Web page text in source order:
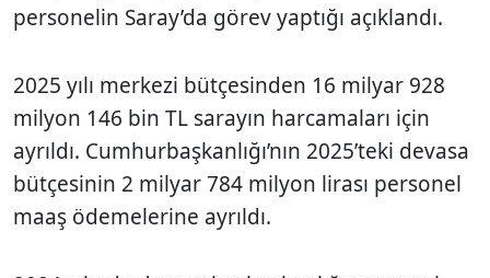
personelin Saray’da görev yaptığı açıklandı.
2025 yılı merkezi bütçesinden 16 milyar 928
milyon 146 bin TL sarayın harcamaları için
ayrıldı. Cumhurbaşkanlığı’nın 2025’teki devasa
bütçesinin 2 milyar 784 milyon lirası personel
maaş ödemelerine ayrıldı.